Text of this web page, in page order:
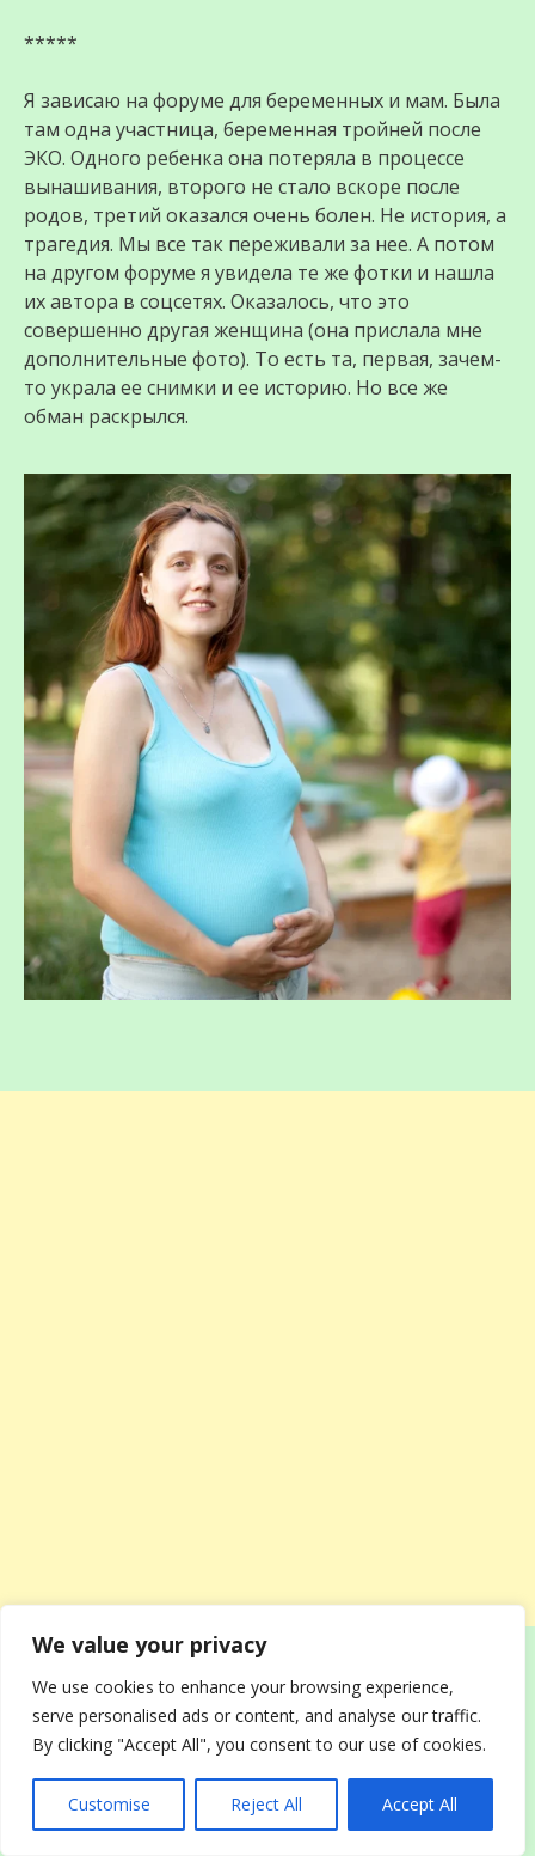
We value your privacy
We use cookies to enhance your browsing experience,
serve personalised ads or content, and analyse our traffic.
By clicking "Accept All", you consent to our use of cookies.
Customise Reject All Accept All
*****
Я зависаю на форуме для беременных и мам. Была
там одна участница, беременная тройней после
ЭКО. Одного ребенка она потеряла в процессе
вынашивания, второго не стало вскоре после
родов, третий оказался очень болен. Не история, а
трагедия. Мы все так переживали за нее. А потом
на другом форуме я увидела те же фотки и нашла
их автора в соцсетях. Оказалось, что это
совершенно другая женщина (она прислала мне
дополнительные фото). То есть та, первая, зачем-
то украла ее снимки и ее историю. Но все же
обман раскрылся.
Был у меня парень. Я хотела организовать для
него вечеринку-сюрприз, поэтому кое-что от него
пришлось скрывать и переписываться с кучей
людей за спиной любимого. И тут парень вдруг